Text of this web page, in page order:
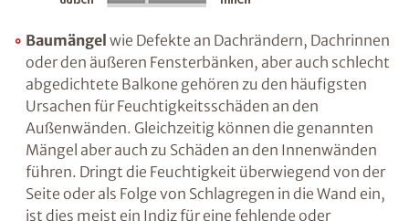
Baumängelwie Defekte an Dachrändern,